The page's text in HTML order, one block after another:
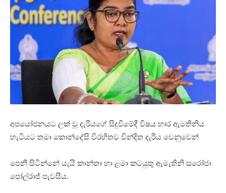
අපයෝජනයට ලක් වූ දැරියගේ සිදුවීමේදී විෂය භාර ඇමතිනිය
හැටියට තමා කොන්දේසි විරහිතව වින්දිත දැරිය වෙනුවෙන්
පෙනී සිටින්නේ යැයි කාන්තා හා ළමා කටයුතු ඇමැතිනි සරෝජා
පෝල්රාජ් පැවසීය.